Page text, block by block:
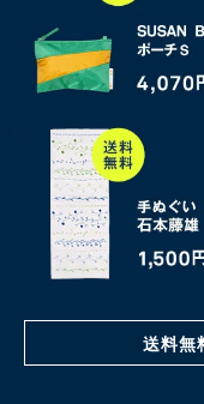
送料無